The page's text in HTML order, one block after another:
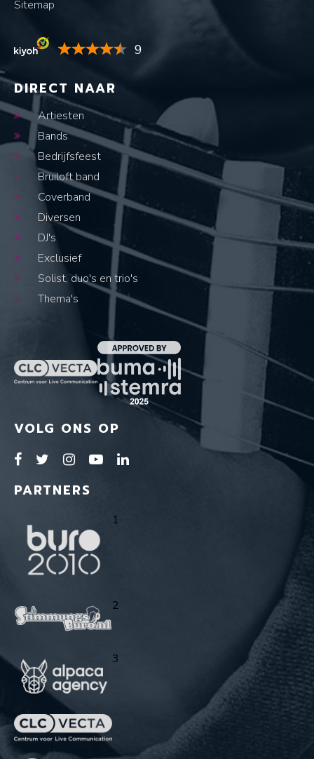
Sitemap
9
DIRECT NAAR
Artiesten
Bands
Bedrijfsfeest
Bruiloft band
Coverband
Diversen
DJ's
Exclusief
Solist, duo's en trio's
Thema's
VOLG ONS OP
PARTNERS
1
2
3